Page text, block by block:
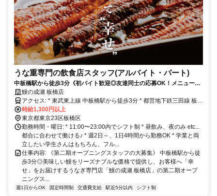
うな重専門の飲食店スタッフ(アルバイト・パート)
中板橋駅から徒歩3分《初バイト歓迎◎友達同士の応募OK！メニュー少
なくシンプルな仕事》週2日、1日4時間〜勤務可！お友達同士の応募も
大歓迎☆
鰻の成瀬 板橋店
アクセス: * 東武東上線 中板橋駅から徒歩3分 * 都営地下鉄三田線 板橋
本町駅から徒歩10分
時給1,300円以上
東京都東京23区板橋区
勤務時間・曜日: * 11:00〜23:00内でシフト制 * 昼飲み、夜のみ etc...
都合に合わせて働ける♪ * 週2日～、1日4時間から勤務OK * 学業と両
立したい学生さんはもちろん、フル...
仕事内容: 《第二期オープニングスタッフの大募集》 中板橋駅から徒
歩3分◎美味しい鰻をリーズナブルな価格で提供し、お客様へ「幸
せ」をお届けするうなぎ専門店「鰻の成瀬 板橋店」の第二期オープ
ニングス...
週1日からOK 固定時間制 交通費支給 駅近5分以内 シフト制